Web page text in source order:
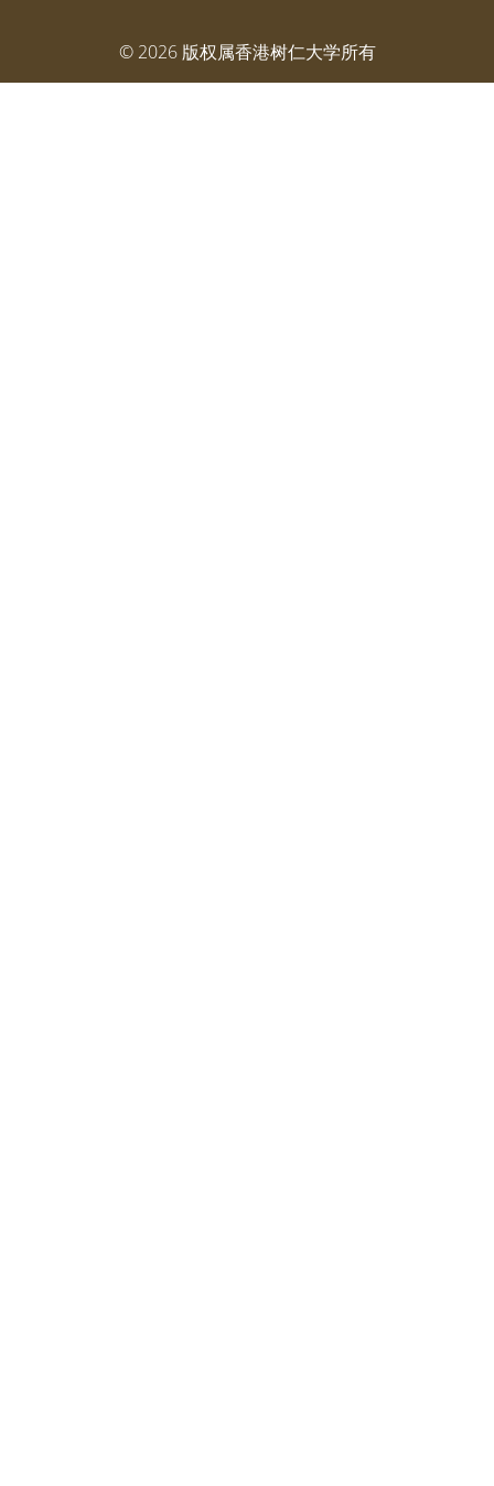
© 2026版权属香港树仁大学所有